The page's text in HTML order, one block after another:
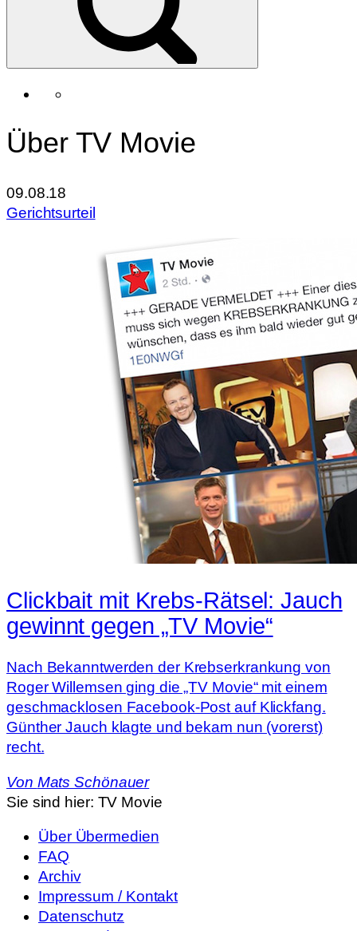
Über TV Movie
09.08.18
Gerichtsurteil
Clickbait mit Krebs-Rätsel: Jauch
gewinnt gegen „TV Movie“
Nach Bekanntwerden der Krebserkrankung von
Roger Willemsen ging die „TV Movie“ mit einem
geschmacklosen Facebook-Post auf Klickfang.
Günther Jauch klagte und bekam nun (vorerst)
recht.
Von Mats Schönauer
Sie sind hier: TV Movie
Über Übermedien
FAQ
Archiv
Impressum / Kontakt
Datenschutz